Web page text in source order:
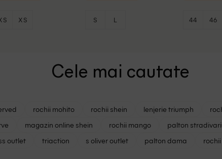
XS S L 44 46
Cele mai cautate
rochii mohito rochii shein lenjerie triumph
magazin online shein rochii mango palton
outlet
triaction s oliver outlet palton dama